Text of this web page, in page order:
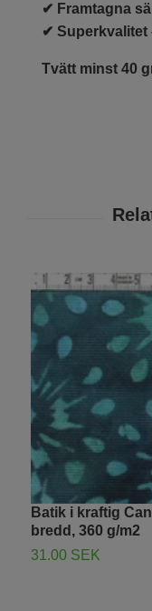
✔ Framtagna
✔ Superkvalitet
Tvätt minst 40
Batik i kraftig
bredd, 360 g/m2
31.00 SEK